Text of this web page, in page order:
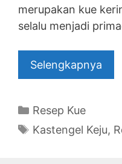
merupakan kue
selalu menjadi
Selengkapnya
Categories
Resep Kue
Tags
Kastengel Keju,